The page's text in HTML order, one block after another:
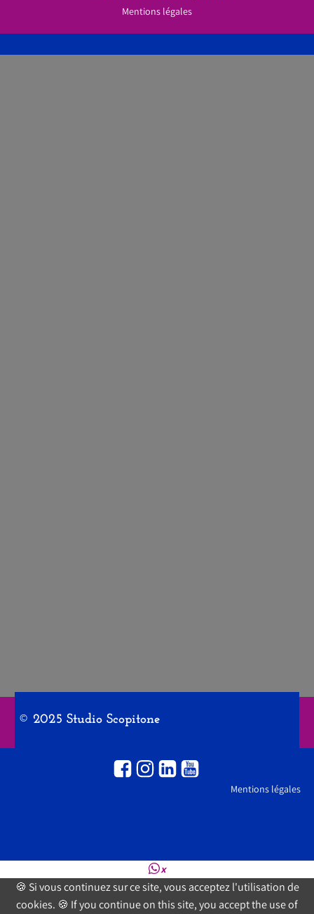
Mentions légales
© 2025 Studio Scopitone
Mentions légales
×
🍪 Si vous continuez sur ce site, vous acceptez l'utilisation de
cookies. 🍪 If you continue on this site, you accept the use of